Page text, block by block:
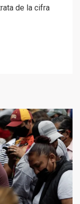
de la cifra